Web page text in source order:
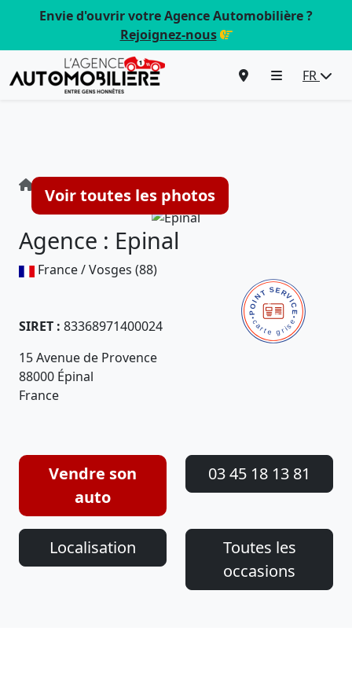
Envie d'ouvrir votre Agence Automobilière ?
Rejoignez-nous
FR
Voir toutes les photos
Agence : Epinal
France / Vosges (88)
SIRET : 83368971400024
15 Avenue de Provence
88000 Épinal
France
Vendre son
auto
03 45 18 13 81
Localisation
Toutes les
occasions